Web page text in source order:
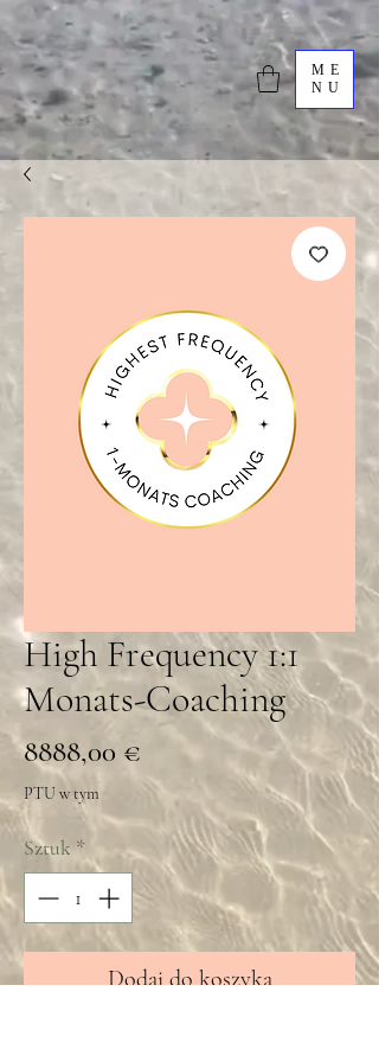
ME
NU
High Frequency 1:1
Monats-Coaching
8888,00 € Cena
PTU w tym
Sztuk *
Dodaj do koszyka